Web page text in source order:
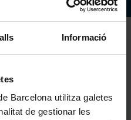
Informació
Barcelona utilitza galetes
de gestionar les